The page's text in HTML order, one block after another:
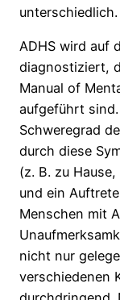
unterschiedlich.
ADHS wird auf
diagnostiziert,
Manual of
aufgeführt
Schweregrad
durch diese
(z. B. zu
und ein
Menschen mit
nicht nur
verschiedenen